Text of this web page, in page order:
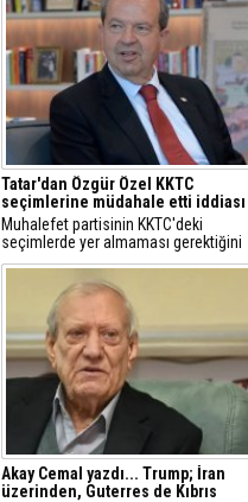
Tatar'dan Özgür Özel KKTC
seçimlerine müdahale etti iddiası
Muhalefet partisinin KKTC'deki
seçimlerde yer almaması gerektiğini
söyleyen Tatar, "Kendisi orada
Muhalefet partisinin buradaki seçimde
ne işi vardı?" ifadelerini kullandı.
Akay Cemal yazdı... Trump; İran
üzerinden, Guterres de Kıbrıs